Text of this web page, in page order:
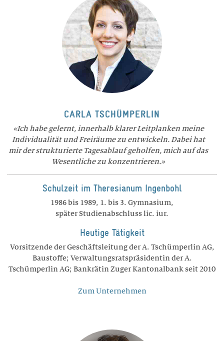
CARLA TSCHÜMPERLIN
Ich habe gelernt, innerhalb klarer Leitplanken meine
Individualität und Freiräume zu entwickeln. Dabei hat
mir der strukturierte Tagesablauf geholfen, mich auf das
Wesentliche zu konzentrieren.
Schulzeit im Theresianum Ingenbohl
1986 bis 1989, 1. bis 3. Gymnasium,
später Studienabschluss lic. iur.
Heutige Tätigkeit
Vorsitzende der Geschäftsleitung der A. Tschümperlin AG,
Baustoffe; Verwaltungsratspräsidentin der A.
Tschümperlin AG; Bankrätin Zuger Kantonalbank seit 2010
Zum Unternehmen